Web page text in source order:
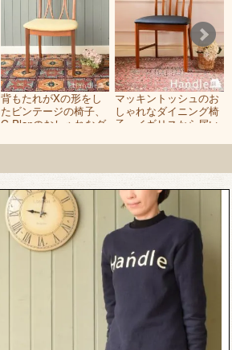
背もたれがXの形をし
たビンテージの椅子、
G-Planのおしゃれなダ
マッキントッシュのお
しゃれなダイニング椅
子、イギリスから届い